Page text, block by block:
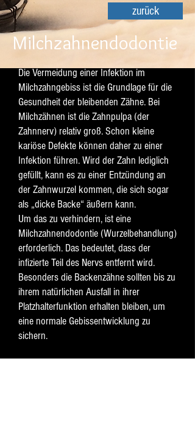
zurück
Milchzahnendodontie
Die Vermeidung einer Infektion im
Milchzahngebiss ist die Grundlage für die
Gesundheit der bleibenden Zähne. Bei
Milchzähnen ist die Zahnpulpa (der
Zahnnerv) relativ groß. Schon kleine
kariöse Defekte können daher zu einer
Infektion führen. Wird der Zahn lediglich
gefüllt, kann es zu einer Entzündung an
der Zahnwurzel kommen, die sich sogar
als „dicke Backe“ äußern kann.
Um das zu verhindern, ist eine
Milchzahnendodontie (Wurzelbehandlung)
erforderlich. Das bedeutet, dass der
infizierte Teil des Nervs entfernt wird.
Besonders die Backenzähne sollten bis zu
ihrem natürlichen Ausfall in ihrer
Platzhalterfunktion erhalten bleiben, um
eine normale Gebissentwicklung zu
sichern.